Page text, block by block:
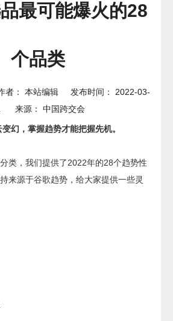
最可能爆火的28
个品类
： 本站编辑 发布时间： 2022-03-
来源： 中国跨交会
幻，掌握趋势才能把握先机。
类，我们提供了2022年的28个趋势性
来源于谷歌趋势，给大家提供一些灵